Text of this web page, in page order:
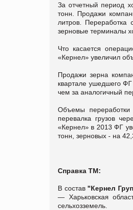
За отчетный период
тонн. Продажи
литров.
зерновые терминалы
Что касается
«Кернел» увеличил
Продажи зерна
квартале ушедшего
чем за аналогичный
Объемы
перевалка грузов
«Кернел» в 2013 ФГ
тонн, зерновых - на
Справка ТМ:
В состав "Кернел
— Харьковская
сельхозземель.